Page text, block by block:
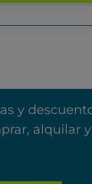
y
alquilar